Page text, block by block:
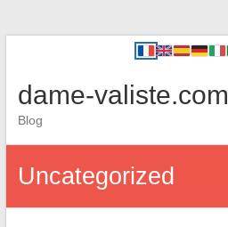
dame-valiste.com
Blog
Uncategorized